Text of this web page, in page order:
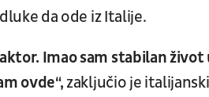
da ode iz Italije.
Imao sam stabilan
ovde“, zaključio je